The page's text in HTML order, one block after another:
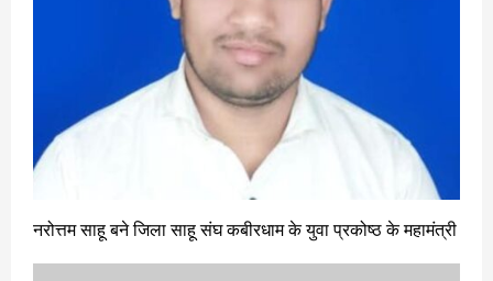
नरोत्तम साहू बने जिला साहू संघ कबीरधाम के युवा प्रकोष्ठ के महामंत्री